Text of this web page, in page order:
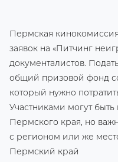
Пермская
заявок на «Питчинг
документалистов.
общий призовой фонд
который нужно
Участниками могут быть
Пермского края, но
с регионом или же
Пермский край